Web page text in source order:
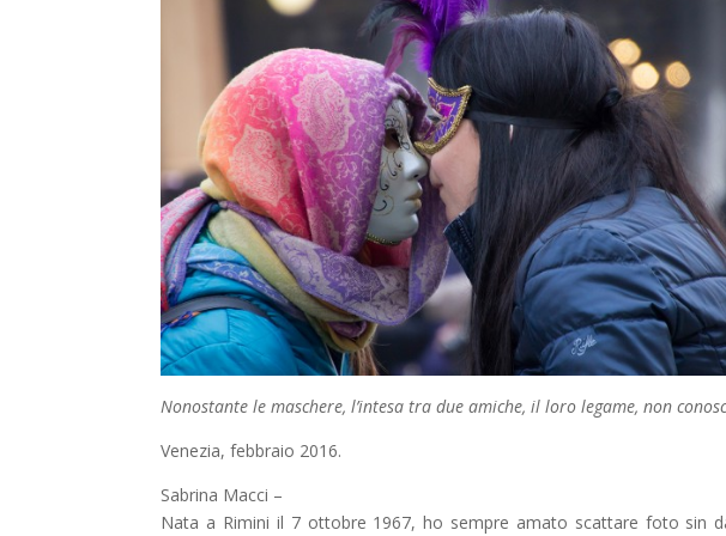
Nonostante le maschere, l’intesa tra due amiche, il loro legame, non
Venezia, febbraio 2016.
Sabrina Macci –
Nata a Rimini il 7 ottobre 1967, ho sempre amato scattare foto sin